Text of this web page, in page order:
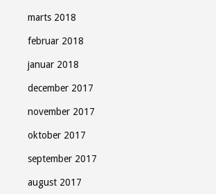
marts 2018
februar 2018
januar 2018
december 2017
november 2017
oktober 2017
september 2017
august 2017